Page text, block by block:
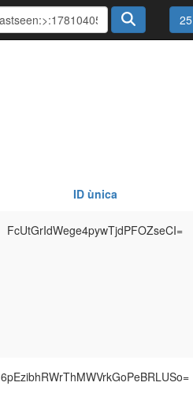
25
ID ùnica
FcUtGrIdWege4pywTjdPFOZseCI=
6pEzibhRWrThMWVrkGoPeBRLUSo=